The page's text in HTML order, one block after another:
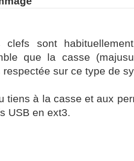
clefs sont
que la casse
respectée sur ce type de
tiens à la casse et aux
USB en ext3.